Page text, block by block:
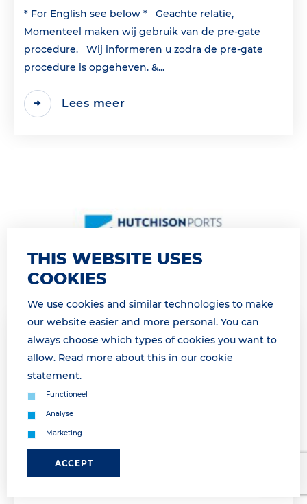
* For English see below * Geachte relatie,
Momenteel maken wij gebruik van de pre-gate
procedure. Wij informeren u zodra de pre-gate
procedure is opgeheven. &...
Lees meer
30 March 2026 11:50
GATE GESLOTEN OP DINSDAG 31
MAART VAN 13H00 TOT 16H45 /GATE
CLOSED TUESDAY, MARCH 31ST FROM
13H00 TO16H45
Geachte relatie, Landzijdige operatie morgen
THIS WEBSITE USES
COOKIES
We use cookies and similar technologies to make
our website easier and more personal. You can
always choose which types of cookies you want to
allow. Read more about this in our cookie
statement.
Functioneel
Analyse
Marketing
ACCEPT